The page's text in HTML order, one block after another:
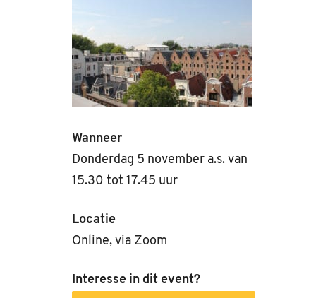
Wanneer
Donderdag 5 november a.s. van
15.30 tot 17.45 uur
Locatie
Online, via Zoom
Interesse in dit event?